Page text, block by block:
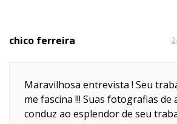
chico ferreira
Maravilhosa entrevista ! Seu
me fascina !!! Suas fotografias de
conduz ao esplendor de seu